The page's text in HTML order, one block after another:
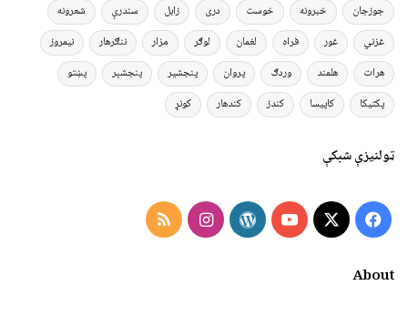
جوزجان
خبرونه خوست دری زابل سندرې
شعرونه
غزني
غور فراه لغمان لوګر مزار ننګرهار
نیمروز
هرات
هلمند وردګ پروان پنجشیر پنجشېر
پښتو
پکتیکا
کاپیسا کندز کندهار کونړ
ټولنیزې شبکې
Facebook
X
YouTube
WordPress
Instagram
RSS
About